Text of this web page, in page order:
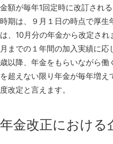
金額が毎年1回定時に改訂され
時期は、９月１日の時点で厚生
は、10月分の年金から改定され
月までの１年間の加入実績に
歳以降、年金をもらいながら
を超えない限り年金が毎年増
度改定と言えます。
年金改正における